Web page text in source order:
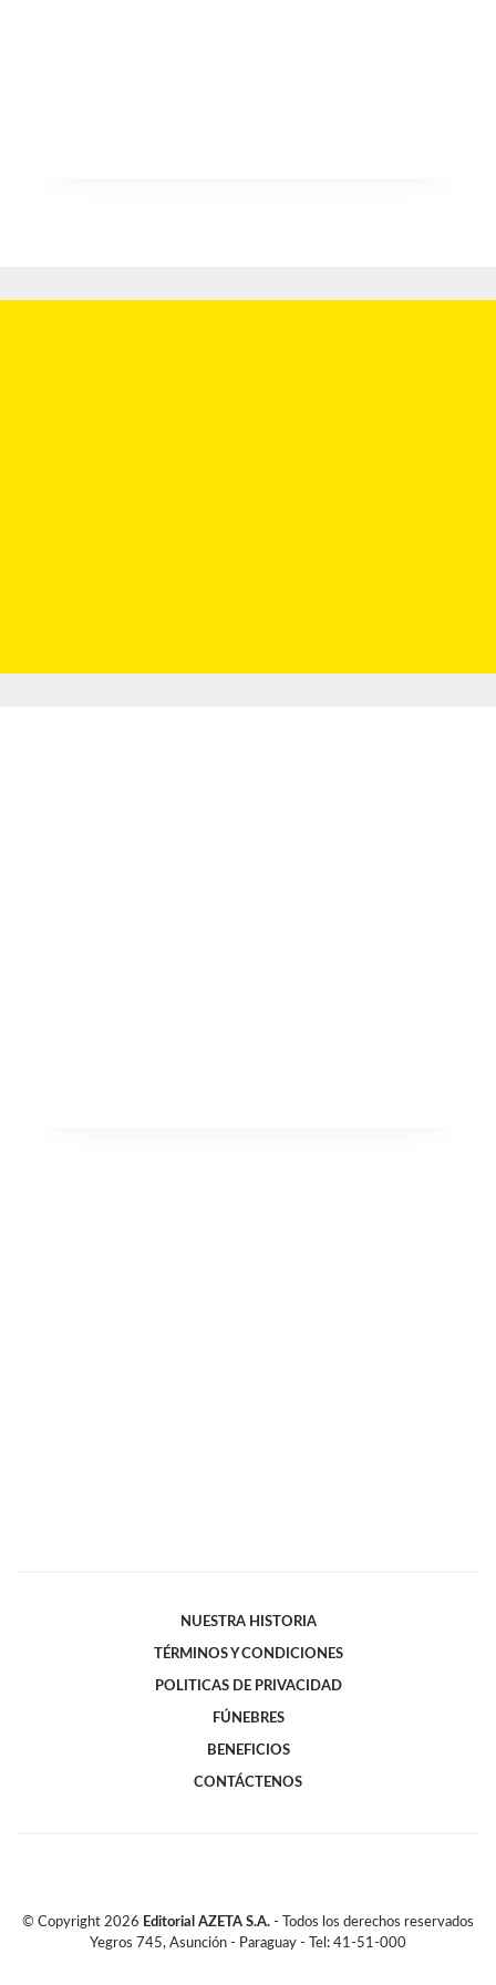
NUESTRA HISTORIA
TÉRMINOS Y CONDICIONES
POLITICAS DE PRIVACIDAD
FÚNEBRES
BENEFICIOS
CONTÁCTENOS
© Copyright 2026 Editorial AZETA S.A. - Todos los derechos reservados
Yegros 745, Asunción - Paraguay - Tel: 41-51-000